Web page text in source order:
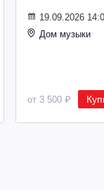
19.09.2026
Дом музыки
от 3 500 ₽